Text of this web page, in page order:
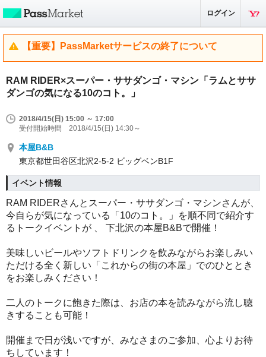
ログイン
【重要】PassMarketサービスの終了について
RAM RIDER×スーパー・ササダンゴ・マシン「ラムとササ
ダンゴの気になる10のコト。」
2018/4/15(日) 15:00 ～ 17:00
受付開始時間 2018/4/15(日) 14:30～
本屋B&B
東京都世田谷区北沢2-5-2 ビッグベンB1F
イベント情報
RAM RIDERさんとスーパー・ササダンゴ・マシンさんが、
今自らが気になっている「10のコト。」を順不同で紹介す
るトークイベントが 、 下北沢の本屋B&Bで開催！
美味しいビールやソフトドリンクを飲みながらお楽しみい
ただける全く新しい「これからの街の本屋」でのひととき
をお楽しみください！
二人のトークに飽きた際は、お店の本を読みながら流し聴
きすることも可能！
開催まで日が浅いですが、みなさまのご参加、心よりお待
ちしています！